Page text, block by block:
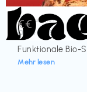
Lebensmittel
bae Treat
Funktionale Bio-
Mehr lesen
€€‎